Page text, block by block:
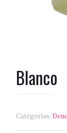
Blanco
Categorías: